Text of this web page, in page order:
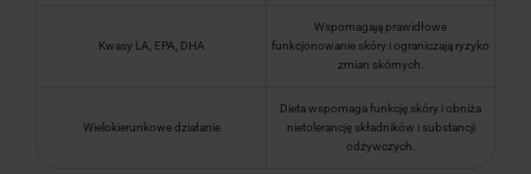
Kwasy LA, EPA, DHA
Wspomagają prawidłowe
funkcjonowanie skóry i ograniczają ryzyko
zmian skórnych.
Wielokierunkowe działanie
Dieta wspomaga funkcję skóry i obniża
nietolerancję składników i substancji
odżywczych.